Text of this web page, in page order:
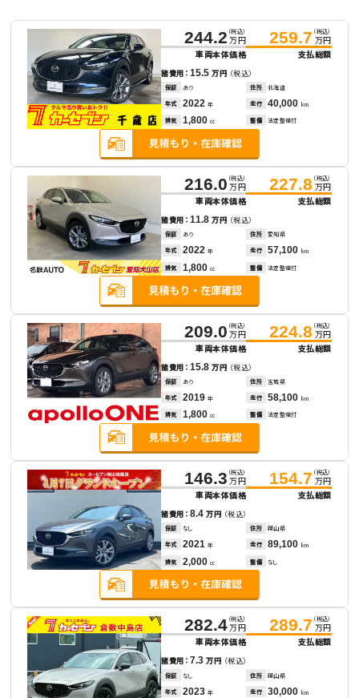
244.2 （税込）
万円
車両本体価格
259.7 （税込）
万円
支払総額
諸費用：15.5万円 （税込）
保証 あり 住所 北海道
年式 2022 年 走行 40,000 km
排気 1,800 cc 整備 法定整備付
216.0 （税込）
万円
車両本体価格
227.8 （税込）
万円
支払総額
諸費用：11.8万円 （税込）
保証 あり 住所 愛知県
年式 2022 年 走行 57,100 km
排気 1,800 cc 整備 法定整備付
209.0 （税込）
万円
車両本体価格
224.8 （税込）
万円
支払総額
諸費用：15.8万円 （税込）
保証 あり 住所 宮城県
年式 2019 年 走行 58,100 km
排気 1,800 cc 整備 法定整備付
146.3 （税込）
万円
車両本体価格
154.7 （税込）
万円
支払総額
諸費用：8.4万円 （税込）
保証 なし 住所 岡山県
年式 2021 年 走行 89,100 km
排気 2,000 cc 整備 なし
282.4 （税込）
万円
車両本体価格
289.7 （税込）
万円
支払総額
諸費用：7.3万円 （税込）
保証 なし 住所 岡山県
年式 2023 年 走行 30,000 km